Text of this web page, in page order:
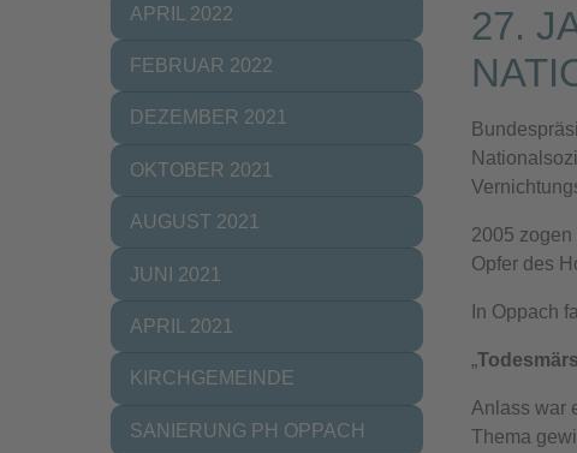
APRIL 2022
FEBRUAR 2022
DEZEMBER 2021
OKTOBER 2021
AUGUST 2021
JUNI 2021
APRIL 2021
KIRCHGEMEINDE
SANIERUNG PH OPPACH
27.
2005 zogen
Opfer des
In Oppach
„
Anlass war
Thema